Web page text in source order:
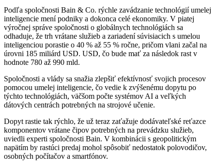
Podľa spoločnosti Bain & Co. rýchle zavádzanie technológií umelej
inteligencie mení podniky a dokonca celé ekonomiky. V piatej
výročnej správe spoločnosti o globálnych technológiách sa
odhaduje, že trh vrátane služieb a zariadení súvisiacich s umelou
inteligenciou porastie o 40 % až 55 % ročne, pričom vlani začal na
úrovni 185 miliárd USD. USD, čo bude mať za následok rast v
hodnote 780 až 990 mld.
Spoločnosti a vlády sa snažia zlepšiť efektívnosť svojich procesov
pomocou umelej inteligencie, čo vedie k zvýšenému dopytu po
týchto technológiách, väčšom počte systémov AI a veľkých
dátových centrách potrebných na strojové učenie.
Dopyt rastie tak rýchlo, že už teraz zaťažuje dodávateľské reťazce
komponentov vrátane čipov potrebných na prevádzku služieb,
uviedli experti spoločnosti Bain. V kombinácii s geopolitickým
napätím by rastúci predaj mohol spôsobiť nedostatok polovodičov,
osobných počítačov a smartfónov.